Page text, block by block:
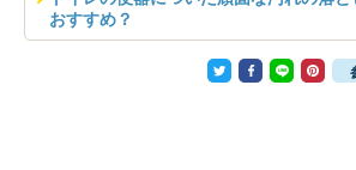
おすすめ？